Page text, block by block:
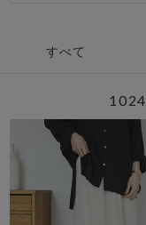
すべて
1024